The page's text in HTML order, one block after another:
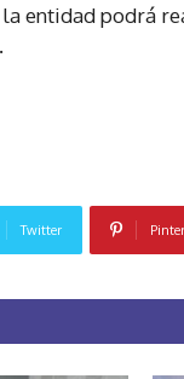
entidad podrá
Twitter